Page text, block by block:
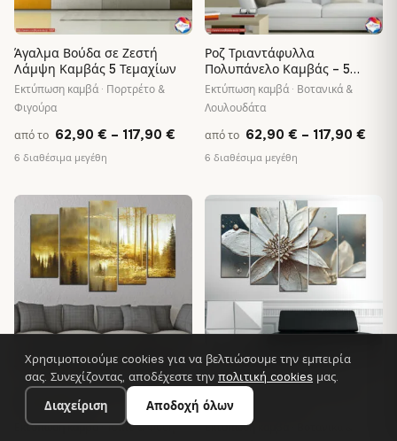
Άγαλμα Βούδα σε Ζεστή
Λάμψη Καμβάς 5 Τεμαχίων
Εκτύπωση καμβά · Πορτρέτο &
Φιγούρα
από το 62,90 € – 117,90 € Price
range:
through
117,90 €
6 διαθέσιμα μεγέθη
Ροζ Τριαντάφυλλα
Πολυπάνελο Καμβάς – 5
Τεμάχια
Εκτύπωση καμβά · Βοτανικά &
Λουλουδάτα
από το 62,90 € – 117,90 €
6 διαθέσιμα μεγέθη
♡
Σετ Καμβά 5 Τεμαχίων
Golden Forest
Εκτύπωση καμβά · Τοπίο & Φύση
♡
Σετ Πέντε Πάνελ Καμβά με
Λευκά Λουλούδια
Εκτύπωση καμβά · Βοτανικά &
Χρησιμοποιούμε cookies για να βελτιώσουμε την εμπειρία
σας. Συνεχίζοντας, αποδέχεστε την πολιτική cookies μας.
Διαχείριση
Αποδοχή όλων